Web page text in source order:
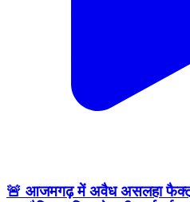
🚨 आजमगढ़ में अवैध असलहा